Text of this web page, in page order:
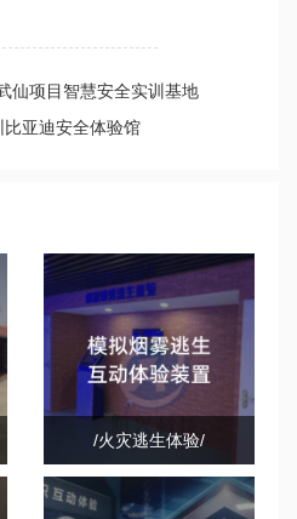
仙项目智慧安全实训基地
亚迪安全体验馆
/火灾逃生体验/